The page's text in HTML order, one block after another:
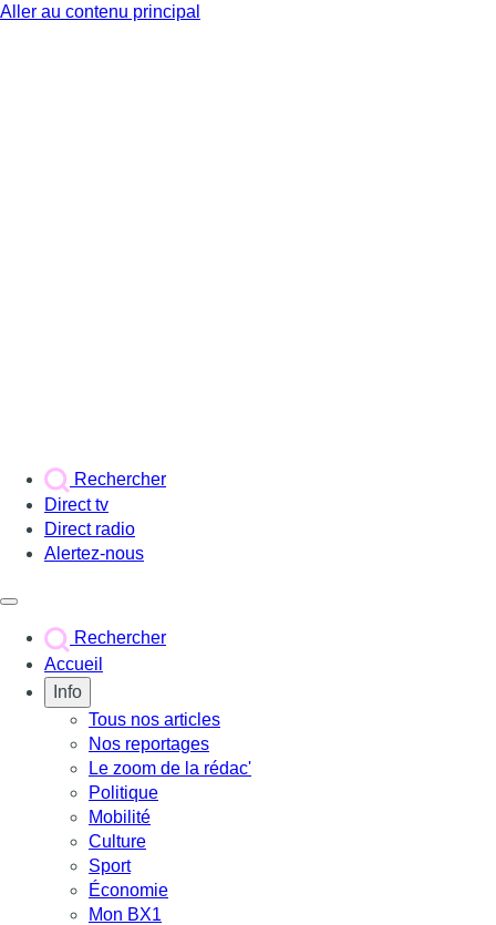
Aller au contenu principal
Rechercher
Direct tv
Direct radio
Alertez-nous
Rechercher
Accueil
Info
Tous nos articles
Nos reportages
Le zoom de la rédac'
Politique
Mobilité
Culture
Sport
Économie
Mon BX1